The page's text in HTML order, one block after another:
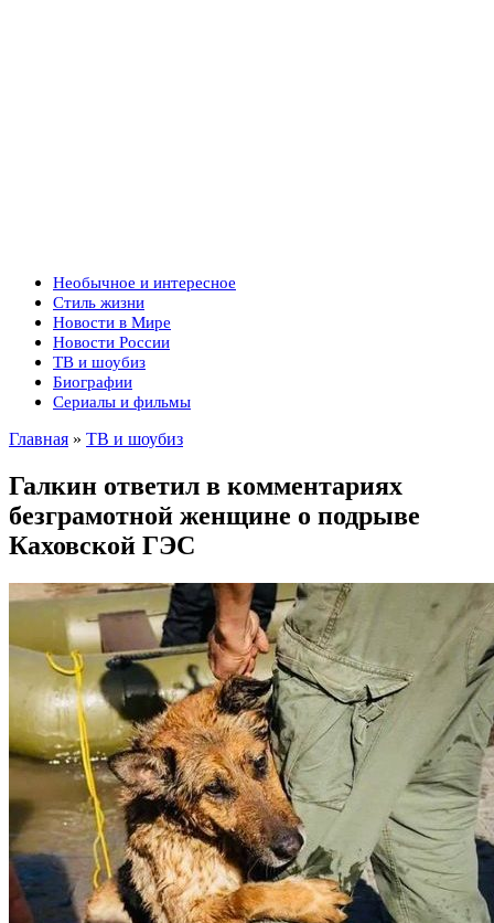
Необычное и интересное
Стиль жизни
Новости в Мире
Новости России
ТВ и шоубиз
Биографии
Сериалы и фильмы
Главная » ТВ и шоубиз
Галкин ответил в комментариях
безграмотной женщине о подрыве
Каховской ГЭС